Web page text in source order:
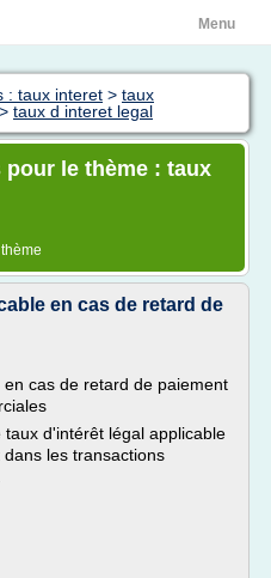
Menu
: taux interet > taux
> taux d interet legal
le thème : taux
en cas de retard de
cas de retard de paiement
d'intérêt légal applicable
les transactions